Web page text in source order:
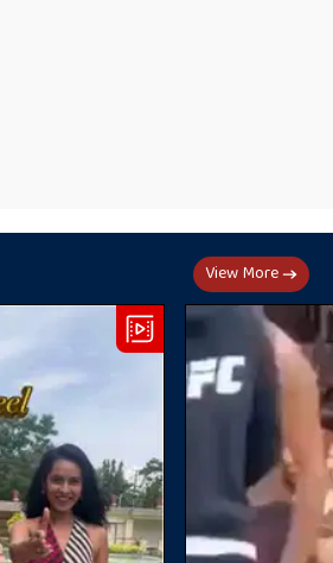
View More